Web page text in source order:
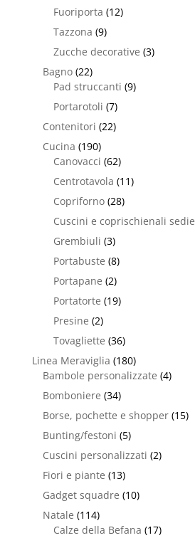
Fuoriporta (12)
Tazzona (9)
Zucche decorative (3)
Bagno (22)
Pad struccanti (9)
Portarotoli (7)
Contenitori (22)
Cucina (190)
Canovacci (62)
Centrotavola (11)
Copriforno (28)
Cuscini e coprischienali sedie
Grembiuli (3)
Portabuste (8)
Portapane (2)
Portatorte (19)
Presine (2)
Tovagliette (36)
Linea Meraviglia (180)
Bambole personalizzate (4)
Bomboniere (34)
Borse, pochette e shopper (15)
Bunting/festoni (5)
Cuscini personalizzati (2)
Fiori e piante (13)
Gadget squadre (10)
Natale (114)
Calze della Befana (17)